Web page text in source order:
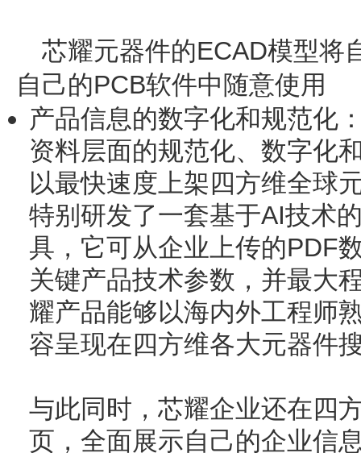
芯耀元器件的ECAD模型将
自己的PCB软件中随意使用
产品信息的数字化和规范化
资料层面的规范化、数字化
以最快速度上架四方维全球
特别研发了一套基于AI技术
具，它可从企业上传的PDF
关键产品技术参数，并最大
耀产品能够以海内外工程师
容呈现在四方维各大元器件
与此同时，芯耀企业还在四
页，全面展示自己的企业信